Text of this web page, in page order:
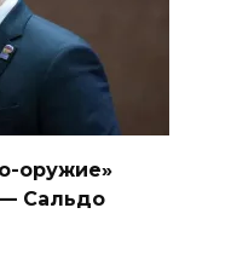
оружие»
Сальдо